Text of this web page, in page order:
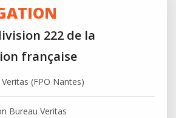
222 de la
française
(FPO Nantes)
Bureau Veritas